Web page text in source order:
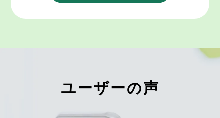
ユーザーの声